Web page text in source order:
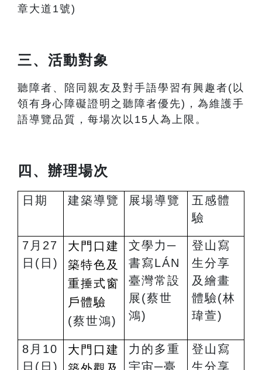
章大道1號)
三、活動對象
聽障者、陪同親友及對手語學習有興趣者(以
領有身心障礙證明之聽障者優先)，為維護手
語導覽品質，每場次以15人為上限。
四、辦理場次
日期 建築導覽 展場導覽
五感體
驗
7 月27
日(日)
大門口建
築特色及
重捶式窗
戶體驗
(蔡世鴻)
文學力─
書寫LÁN
臺灣常設
展(蔡世
鴻)
登山寫
生分享
及繪畫
體驗(林
瑋萱)
8 月10
日(日)
大門口建
力的多重
宇宙─臺
登山寫
生分享